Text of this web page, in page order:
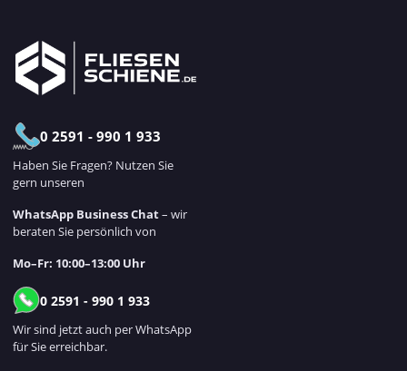
0 2591 - 990 1 933
Haben Sie Fragen? Nutzen Sie
gern unseren
WhatsApp Business Chat– wir
beraten Sie persönlich von
Mo–Fr: 10:00–13:00 Uhr
0 2591 - 990 1 933
Wir sind jetzt auch per WhatsApp
für Sie erreichbar.